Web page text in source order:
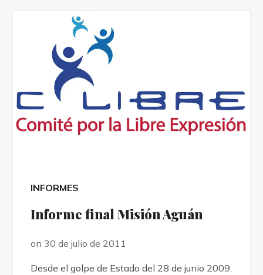
INFORMES
Informe final Misión Aguán
on 30 de julio de 2011
Desde el golpe de Estado del 28 de junio 2009,